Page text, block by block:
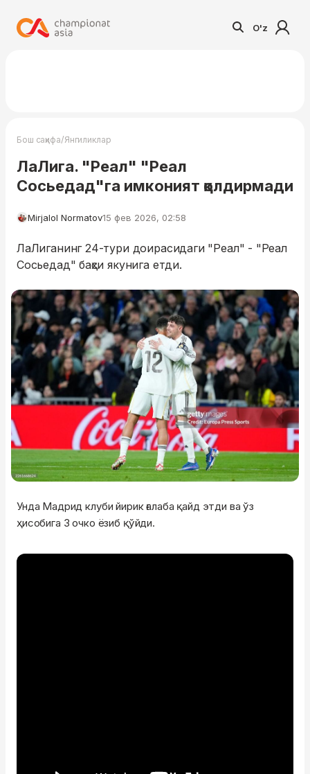
O'z
Бош саҳифа/Янгиликлар
ЛаЛига. "Реал" "Реал
Сосьедад"га имконият қолдирмади
Mirjalol Normatov15 фев 2026, 02:58
ЛаЛиганинг 24-тури доирасидаги "Реал" - "Реал
Сосьедад" баҳси якунига етди.
Унда Мадрид клуби йирик ғалаба қайд этди ва ўз
ҳисобига 3 очко ёзиб қўйди.